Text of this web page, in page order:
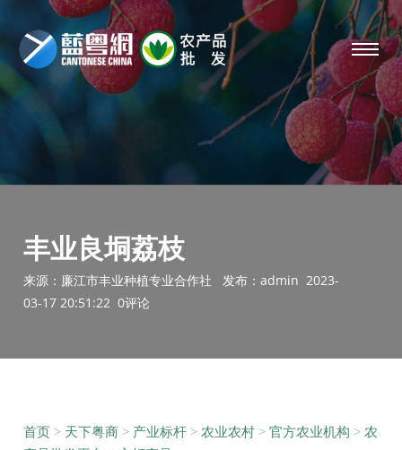
丰业良垌荔枝
来源： 廉江市丰业种植专业合作社 发布：admin 2023-
03-17 20:51:22 0评论
首页 > 天下粤商 > 产业标杆 > 农业农村 >官方农业机构 > 农